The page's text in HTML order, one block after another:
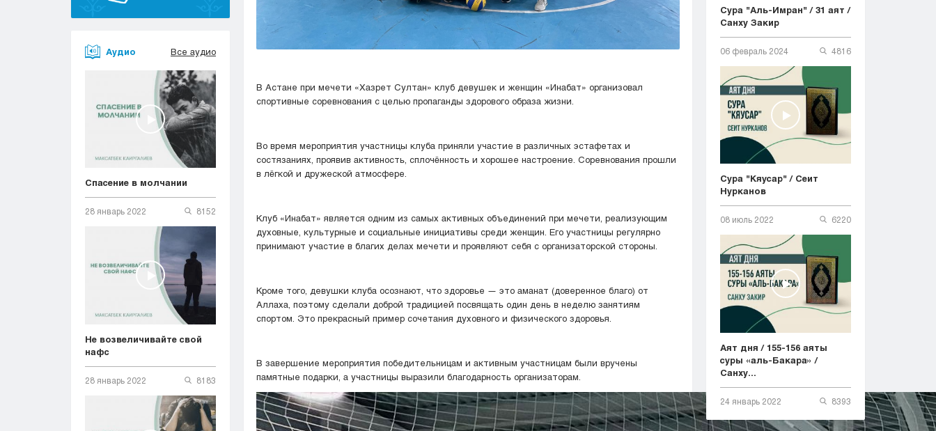
Аудио Все аудио
Спасение в молчании
28 январь 2022 8152
Не возвеличивайте свой
нафс
28 январь 2022 8183
В Астане при мечети «Хазрет Султан» клуб девушек и женщин «Инабат» организовал
спортивные соревнования с целью пропаганды здорового образа жизни.
Во время мероприятия участницы клуба приняли участие в различных эстафетах и
состязаниях, проявив активность, сплочённость и хорошее настроение. Соревнования прошли
в лёгкой и дружеской атмосфере.
Клуб «Инабат» является одним из самых активных объединений при мечети, реализующим
духовные, культурные и социальные инициативы среди женщин. Его участницы регулярно
принимают участие в благих делах мечети и проявляют себя с организаторской стороны.
Кроме того, девушки клуба осознают, что здоровье — это аманат (доверенное благо) от
Аллаха, поэтому сделали доброй традицией посвящать один день в неделю занятиям
спортом. Это прекрасный пример сочетания духовного и физического здоровья.
В завершение мероприятия победительницам и активным участницам были вручены
памятные подарки, а участницы выразили благодарность организаторам.
Сура "Аль-Имран" / 31 аят /
Санху Закир
06 февраль 2024 4816
Сура "Кяусар" / Сеит
Нурканов
08 июль 2022 6220
Аят дня / 155-156 аяты
суры «аль-Бакара» /
Санху...
24 январь 2022 8393